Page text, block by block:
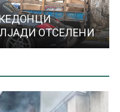
ОТСЕЛЕНИ